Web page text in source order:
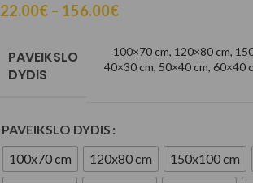
22.00€ – 156.00€
PAVEIKSLO
DYDIS
100×70 cm, 120×80 cm,
40×30 cm, 50×40 cm, 60×40
PAVEIKSLO DYDIS
100x70 cm
120x80 cm 150x100 cm